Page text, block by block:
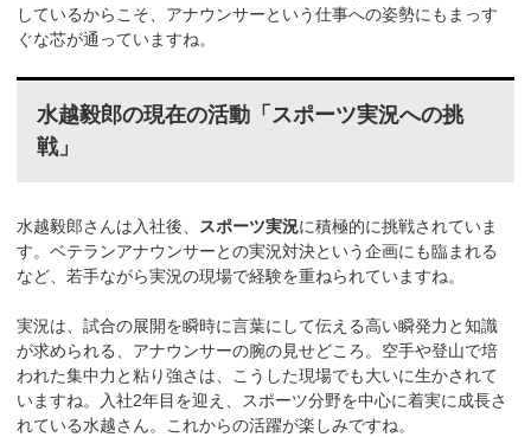
しているからこそ、アナウンサーという仕事への姿勢にもまっす
ぐな芯が通っていますね。
水越毅郎の現在の活動「スポーツ実況への挑
戦」
水越毅郎さんは入社後、 スポーツ実況に積極的に挑戦されていま
す。ベテランアナウンサーとの実況対決という企画にも臨まれる
など、若手ながら実況の現場で経験を重ねられていますね。
実況は、試合の展開を瞬時に言葉にして伝える高い瞬発力と知識
が求められる、アナウンサーの腕の見せどころ。空手や登山で培
われた集中力と粘り強さは、こうした現場でも大いに生かされて
いますね。入社2年目を迎え、スポーツ分野を中心に着実に成長さ
れている水越さん。これからの活躍が楽しみですね。